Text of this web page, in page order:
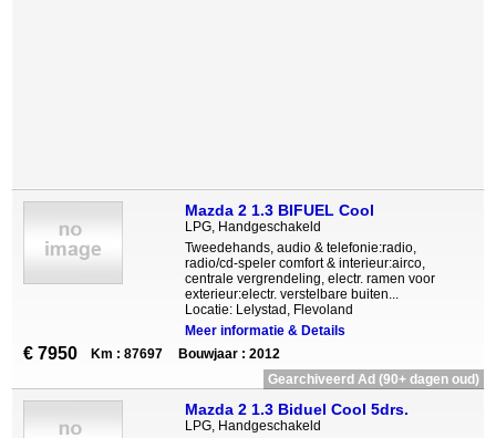
Mazda 2 1.3 BIFUEL Cool
LPG, Handgeschakeld
Tweedehands, audio & telefonie:radio,
radio/cd-speler comfort & interieur:airco,
centrale vergrendeling, electr. ramen voor
exterieur:electr. verstelbare buiten...
Locatie: Lelystad, Flevoland
Meer informatie & Details
€ 7950 Km : 87697
Bouwjaar : 2012
Gearchiveerd Ad (90+ dagen oud)
Mazda 2 1.3 Biduel Cool 5drs.
LPG, Handgeschakeld